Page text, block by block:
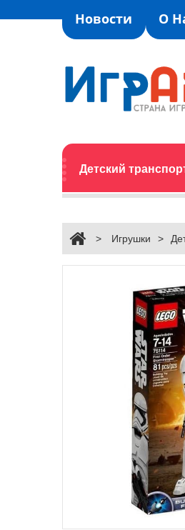
Новости О
Детский
> Игрушки >